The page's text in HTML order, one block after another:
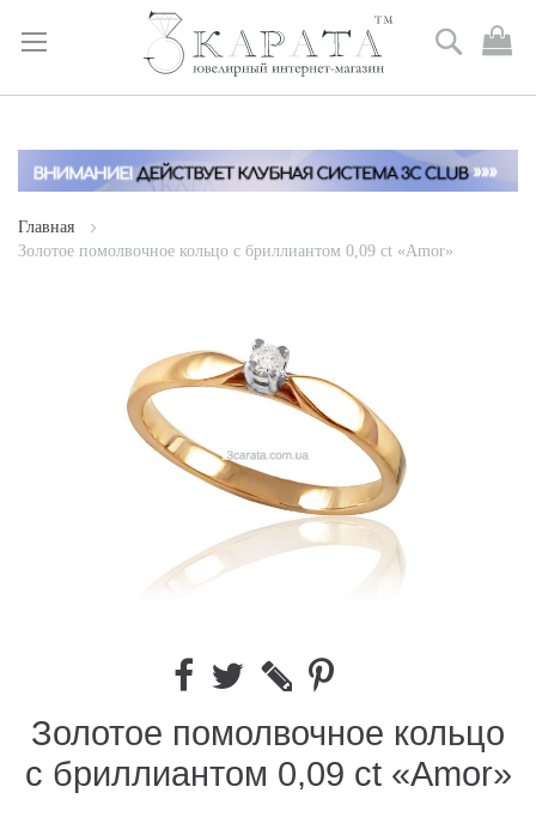
Skip
Content
Поиск
Главная
Золотое помолвочное кольцо с бриллиантом 0,09 ct «Amor»
Золотое помолвочное кольцо
с бриллиантом 0,09 ct «Amor»